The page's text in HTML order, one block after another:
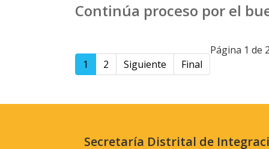
Continúa proceso por el
Página 1 de
1
2 Siguiente Final
Secretaría Distrital de